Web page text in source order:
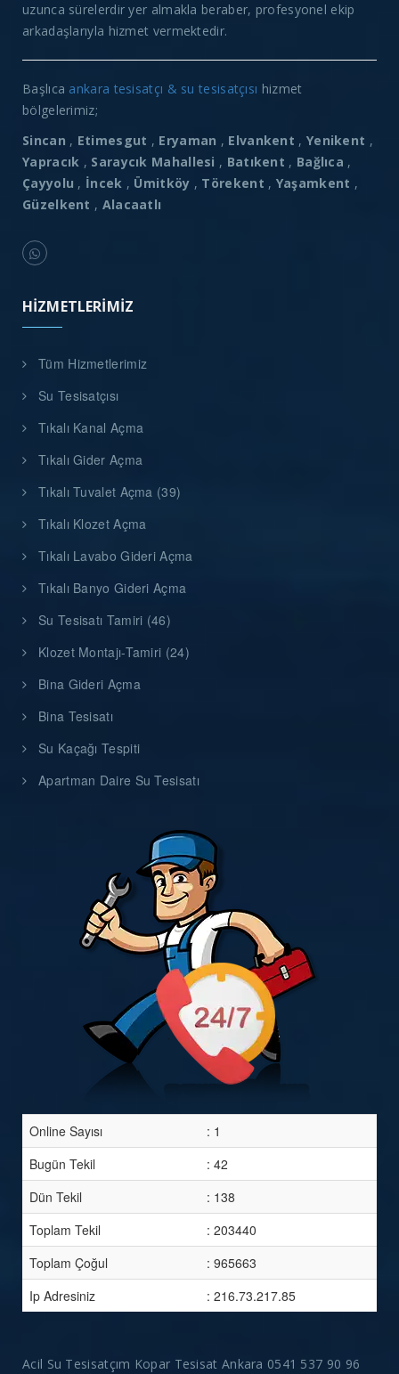
uzunca sürelerdir yer almakla beraber, profesyonel ekip
arkadaşlarıyla hizmet vermektedir.
Başlıca ankara tesisatçı & su tesisatçısı hizmet
bölgelerimiz;
Sincan , Etimesgut , Eryaman , Elvankent , Yenikent ,
Yapracık , Saraycık Mahallesi , Batıkent , Bağlıca ,
Çayyolu , İncek , Ümitköy , Törekent , Yaşamkent ,
Güzelkent , Alacaatlı
HIZMETLERIMIZ
Tüm Hizmetlerimiz
Su Tesisatçısı
Tıkalı Kanal Açma
Tıkalı Gider Açma
Tıkalı Tuvalet Açma (39)
Tıkalı Klozet Açma
Tıkalı Lavabo Gideri Açma
Tıkalı Banyo Gideri Açma
Su Tesisatı Tamiri (46)
Klozet Montajı-Tamiri (24)
Bina Gideri Açma
Bina Tesisatı
Su Kaçağı Tespiti
Apartman Daire Su Tesisatı
Online Sayısı
: 1
Bugün Tekil
: 42
Dün Tekil
: 138
Toplam Tekil
: 203440
Toplam Çoğul
: 965663
Ip Adresiniz
: 216.73.217.85
Acil Su Tesisatçım Kopar Tesisat Ankara 0541 537 90 96